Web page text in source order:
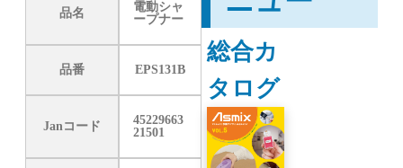
品名
電動シャ
ープナー
品番 EPS131B
Janコード
45229663
21501
総合カ
タログ